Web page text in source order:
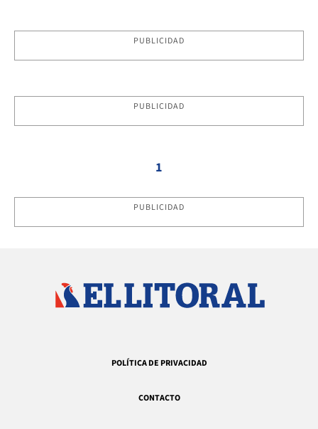
PUBLICIDAD
PUBLICIDAD
1
PUBLICIDAD
POLÍTICA DE PRIVACIDAD
CONTACTO